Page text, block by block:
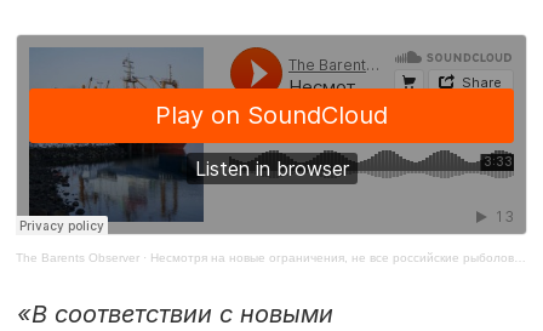
The Barents Observer · Несмотря на новые ограничения, не все российские рыболовецкие суда подвергаются проверке
«В соответствии с новыми